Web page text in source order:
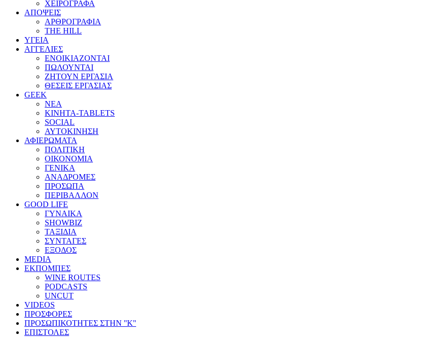
ΧΕΙΡΟΓΡΑΦΑ
ΑΠΟΨΕΙΣ
ΑΡΘΡΟΓΡΑΦΙΑ
THE HILL
ΥΓΕΙΑ
ΑΓΓΕΛΙΕΣ
ΕΝΟΙΚΙΑΖΟΝΤΑΙ
ΠΩΛΟΥΝΤΑΙ
ΖΗΤΟΥΝ ΕΡΓΑΣΙΑ
ΘΕΣΕΙΣ ΕΡΓΑΣΙΑΣ
GEEK
ΝΕΑ
ΚΙΝΗΤΑ-TABLETS
SOCIAL
ΑΥΤΟΚΙΝΗΣΗ
ΑΦΙΕΡΩΜΑΤΑ
ΠΟΛΙΤΙΚΗ
ΟΙΚΟΝΟΜΙΑ
ΓΕΝΙΚΑ
ΑΝΑΔΡΟΜΕΣ
ΠΡΟΣΩΠΑ
ΠΕΡΙΒΑΛΛΟΝ
GOOD LIFE
ΓΥΝΑΙΚΑ
SHOWBIZ
ΤΑΞΙΔΙΑ
ΣΥΝΤΑΓΕΣ
ΕΞΟΔΟΣ
MEDIA
ΕΚΠΟΜΠΕΣ
WINE ROUTES
PODCASTS
UNCUT
VIDEOS
ΠΡΟΣΦΟΡΕΣ
ΠΡΟΣΩΠΙΚΟΤΗΤΕΣ ΣΤΗΝ ''Κ''
ΕΠΙΣΤΟΛΕΣ